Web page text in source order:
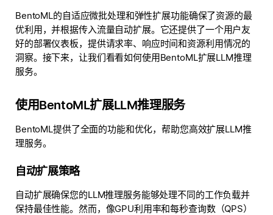
BentoML的自适应微批处理和弹性扩展功能确保了资源的最
优利用，并根据传入流量自动扩展。它还提供了一个用户友
好的部署仪表板，提供请求率、响应时间和资源利用情况的
洞察。接下来，让我们看看如何使用BentoML扩展LLM推理
服务。
使用BentoML扩展LLM推理服务
BentoML提供了全面的功能和优化，帮助您高效扩展LLM推
理服务。
自动扩展策略
自动扩展确保您的LLM推理服务能够处理不同的工作负载并
保持最佳性能。然而，像GPU利用率和每秒查询数（QPS）